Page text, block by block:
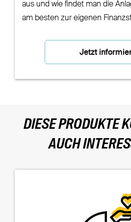
aus und wie findet man die
am besten zur eigenen
Jetzt
DIESE PRODUKTE
AUCH